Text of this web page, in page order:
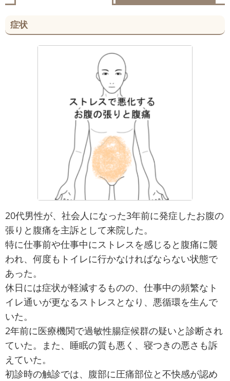
症状
20代男性が、社会人になった3年前に発症したお腹の
張りと腹痛を主訴として来院した。
特に仕事前や仕事中にストレスを感じると腹痛に襲
われ、何度もトイレに行かなければならない状態で
あった。
休日には症状が軽減するものの、仕事中の頻繁なト
イレ通いが更なるストレスとなり、悪循環を生んで
いた。
2年前に医療機関で過敏性腸症候群の疑いと診断され
ていた。また、睡眠の質も悪く、寝つきの悪さも訴
えていた。
初診時の触診では、腹部に圧痛部位と不快感が認め